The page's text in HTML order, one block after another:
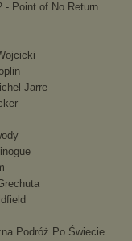
- Point of No Return
Jarre
Podróż Po Świecie